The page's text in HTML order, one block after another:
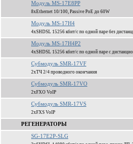
Модуль MS-17E8PP
8xEthernet 10/100, Passive PoE до 60W
Модуль MS-17H4
4xSHDSL 15256 кбит/c по одной паре без
Модуль MS-17H4P2
4xSHDSL 15256 кбит/c по одной паре c
Субмодуль SMR-17VF
2xТЧ 2/4 проводного окончания
Субмодуль SMR-17VO
2xFXO VoIP
Субмодуль SMR-17VS
2xFXS VoIP
РЕГЕНЕРАТОРЫ
SG-17E2P-SLG